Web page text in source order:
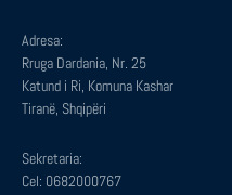
Adresa:
Rruga Dardania, Nr. 25
Katund i Ri, Komuna Kashar
Tiranë, Shqipëri
Sekretaria:
Cel: 0682000767